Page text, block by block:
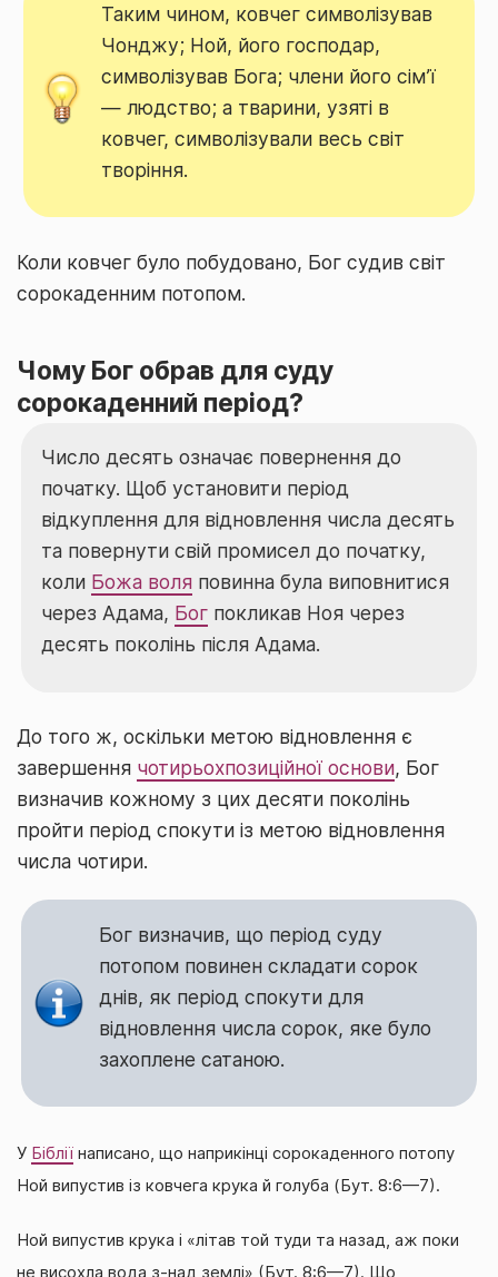
Таким чином, ковчег символізував
Чонджу; Ной, його господар,
символізував Бога; члени його сім’ї
— людство; а тварини, узяті в
ковчег, символізували весь світ
творіння.
Коли ковчег було побудовано, Бог судив світ
сорокаденним потопом.
Чому Бог обрав для суду
сорокаденний період?
Число десять означає повернення до
початку. Щоб установити період
відкуплення для відновлення числа десять
та повернути свій промисел до початку,
коли Божа воляповинна була виповнитися
через Адама, Богпокликав Ноя через
десять поколінь після Адама.
До того ж, оскільки метою відновлення є
завершення чотирьохпозиційної основи, Бог
визначив кожному з цих десяти поколінь
пройти період спокути із метою відновлення
числа чотири.
Бог визначив, що період суду
потопом повинен складати сорок
днів, як період спокути для
відновлення числа сорок, яке було
захоплене сатаною.
У Біблії написано, що наприкінці сорокаденного потопу
Ной випустив із ковчега крука й голуба (Бут. 8:6—7).
Ной випустив крука і «літав той туди та назад, аж поки
не висохла вода з-над землі» (Бут. 8:6—7). Що